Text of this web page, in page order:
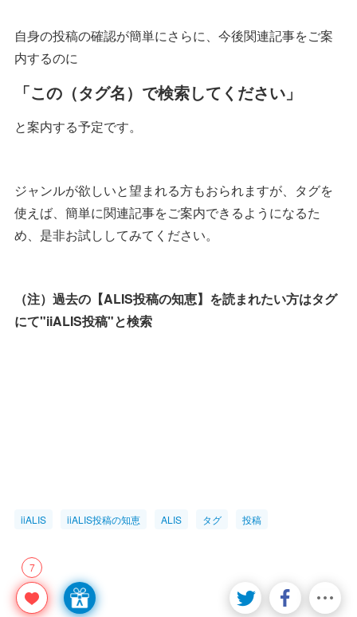
自身の投稿の確認が簡単にさらに、今後関連記事をご案
内するのに
「この（タグ名）で検索してください」
と案内する予定です。
ジャンルが欲しいと望まれる方もおられますが、タグを
使えば、簡単に関連記事をご案内できるようになるた
め、是非お試ししてみてください。
（注）過去の【ALIS投稿の知恵】を読まれたい方はタグ
にて"iiALIS投稿"と検索
iiALIS iiALIS投稿の知恵 ALIS タグ 投稿
7